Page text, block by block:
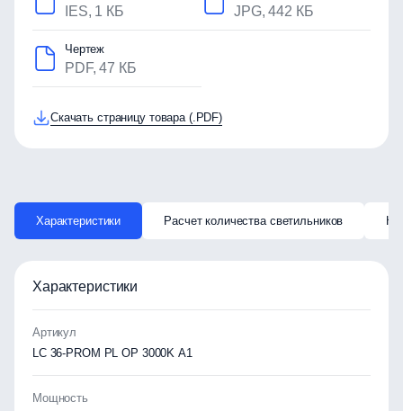
IES, 1 КБ JPG, 442 КБ
Чертеж
PDF, 47 КБ
Скачать страницу товара (.PDF)
Характеристики Расчет количества светильников
Характеристики
Артикул
LC 36-PROM PL OP 3000K A1
Мощность